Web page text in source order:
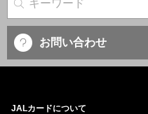
サイト内検索
お問い合わせ
JALカードについて